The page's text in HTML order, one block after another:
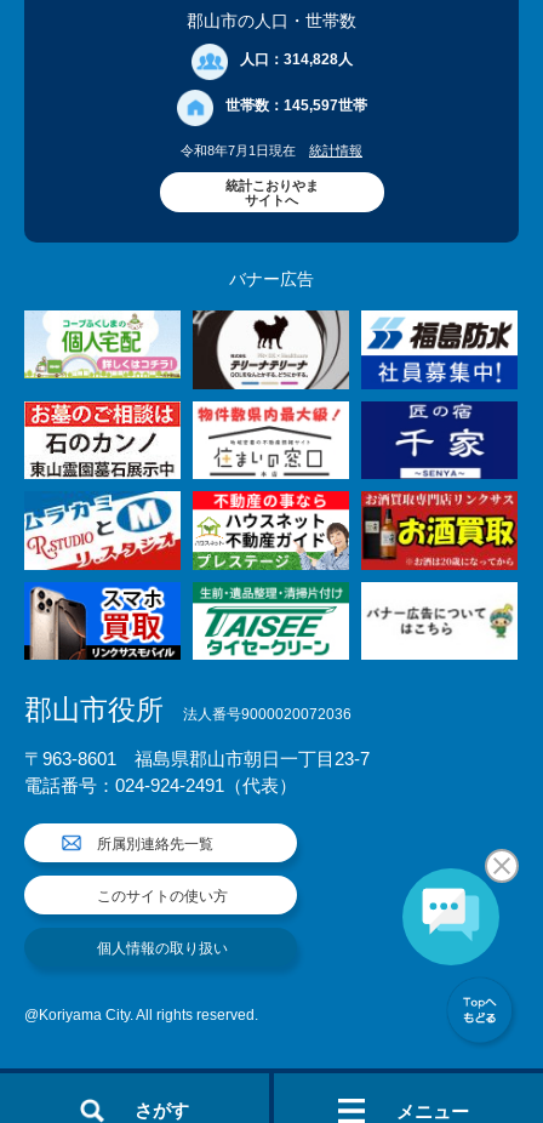
さがす メニュー
郡山市の人口 ・世帯数
人口： 314,828人
世帯数： 145,597世帯
令和8年7月1日現在 統計情報
統計こおりやま
サイトへ
バナー広告
郡山市役所 法人番号9000020072036
〒963-8601 福島県郡山市朝日一丁目23-7
電話番号：024-924-2491（代表）
所属別連絡先一覧
このサイトの使い方
個人情報の取り扱い
@Koriyama City. All rights reserved.